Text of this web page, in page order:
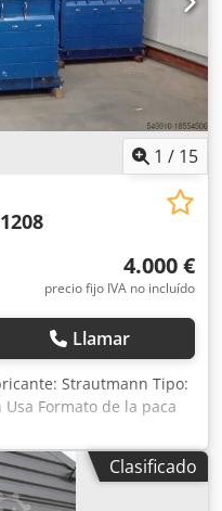
1 / 15
4.000 €
precio fijo IVA no incluído
Llamar
Strautmann Tipo:
Usa Formato de la paca
de la paca: aprox.
(LxAnxAl): 1850 x 1047
2500 mm Apertura de
prensado: 59 toneladas
Clasificado